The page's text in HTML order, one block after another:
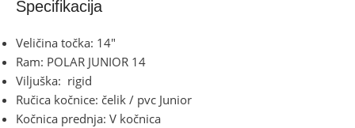
Specifikacija
Veličina točka: 14″
Ram: POLAR JUNIOR 14
Viljuška: rigid
Ručica kočnice: čelik / pvc Junior
Kočnica prednja: V kočnica